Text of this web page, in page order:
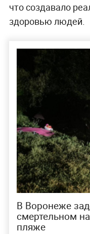
что создавало
здоровью людей.
В Воронеже
смертельном
пляже